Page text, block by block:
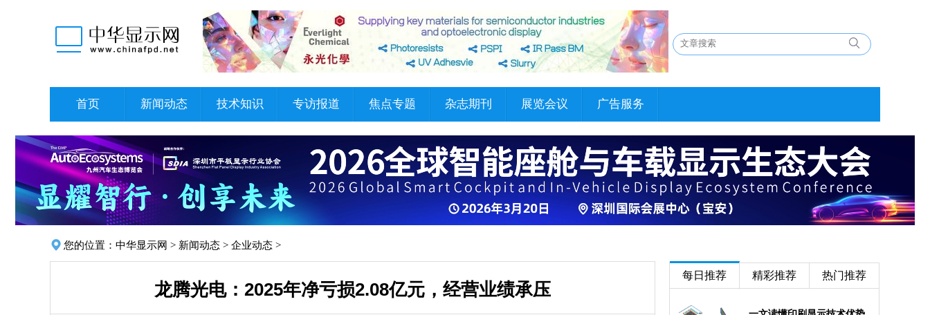
首页 新闻动态 技术知识 专访报道 焦点专题 杂志期刊 展览会议 广告服务
您的位置： 中华显示网 > 新闻动态 > 企业动态 >
龙腾光电：2025年净亏损2.08亿元，经营业绩承压
每日推荐 精彩推荐 热门推荐